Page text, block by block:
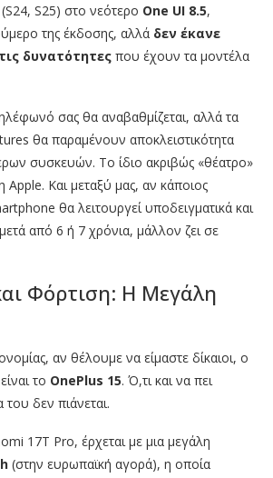
(S24, S25) στο νεότερο One UI 8.5,
της έκδοσης, αλλά δεν έκανε
δυνατότητες που έχουν τα μοντέλα
σας θα αναβαθμίζεται, αλλά τα
θα παραμένουν αποκλειστικότητα
συσκευών. Το ίδιο ακριβώς «θέατρο»
Apple. Και μεταξύ μας, αν κάποιος
θα λειτουργεί υποδειγματικά και
από 6 ή 7 χρόνια, μάλλον ζει σε
Φόρτιση: Η Μεγάλη
αν θέλουμε να είμαστε δίκαιοι, ο
το OnePlus 15. Ό,τι και να πει
του δεν πιάνεται.
17T Pro, έρχεται με μια μεγάλη
(στην ευρωπαϊκή αγορά), η οποία